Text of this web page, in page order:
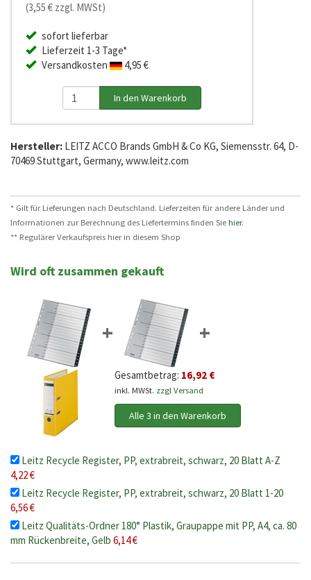
(3,55 € zzgl. MWSt)
sofort lieferbar
Lieferzeit 1-3 Tage*
Versandkosten
4,95 €
Hersteller: LEITZ ACCO Brands GmbH & Co KG, Siemensstr. 64, D-
70469 Stuttgart, Germany, www.leitz.com
* Gilt für Lieferungen nach Deutschland. Lieferzeiten für andere Länder und
Informationen zur Berechnung des Liefertermins finden Siehier.
** Regulärer Verkaufspreis hier in diesem Shop
Wird oft zusammen gekauft
+ +
Gesamtbetrag: 16,92 €
inkl. MWSt. zzgl Versand
Alle 3 in den Warenkorb
Leitz Recycle Register, PP, extrabreit, schwarz, 20 Blatt A-Z
4,22 €
Leitz Recycle Register, PP, extrabreit, schwarz, 20 Blatt 1-20
6,56 €
Leitz Qualitäts-Ordner 180° Plastik, Graupappe mit PP, A4, ca. 80
mm Rückenbreite, Gelb 6,14 €